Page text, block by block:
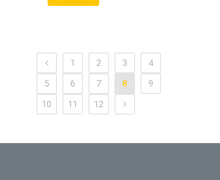
1 2 3
4
5
6 7 8
9
10
11 12